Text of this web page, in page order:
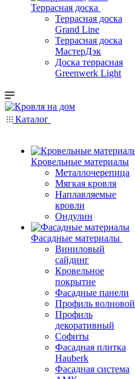
Террасная доска
Террасная доска
Grand Line
Террасная доска
МастерДэк
Доска террасная
Greenwerk Light
Каталог
Кровельные материалы
Металлочерепица
Мягкая кровля
Наплавляемые
кровли
Ондулин
Фасадные материалы
Виниловый
сайдинг
Кровельное
покрытие
Фасадные панели
Профиль волновой
Профиль
декоративный
Софиты
Фасадная плитка
Hauberk
Фасадная система